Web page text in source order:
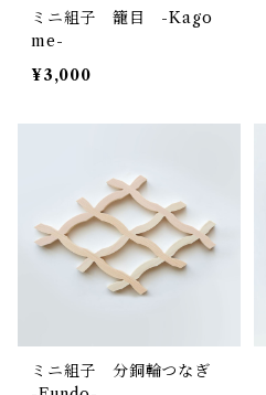
ミニ組子 籠目 -Kago
me-
¥3,000
ミニ組子 分銅輪つなぎ